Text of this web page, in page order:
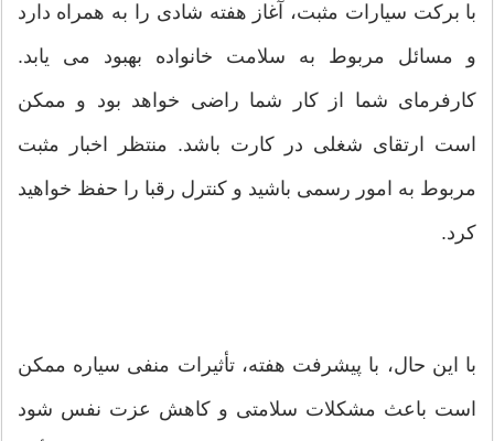
با برکت سیارات مثبت، آغاز هفته شادی را به همراه دارد
و مسائل مربوط به سلامت خانواده بهبود می یابد.
کارفرمای شما از کار شما راضی خواهد بود و ممکن
است ارتقای شغلی در کارت باشد. منتظر اخبار مثبت
مربوط به امور رسمی باشید و کنترل رقبا را حفظ خواهید
کرد.
با این حال، با پیشرفت هفته، تأثیرات منفی سیاره ممکن
است باعث مشکلات سلامتی و کاهش عزت نفس شود